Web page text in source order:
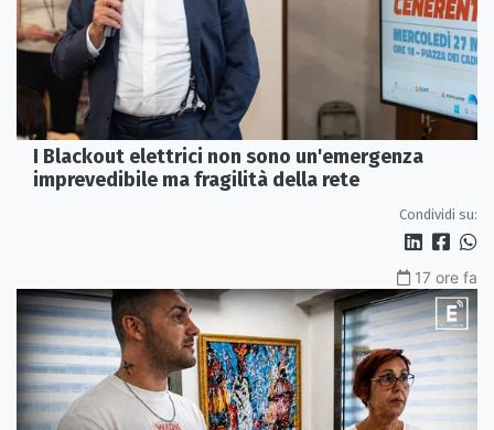
I Blackout elettrici non sono un'emergenza
imprevedibile ma fragilità della rete
Condividi su:
17 ore fa